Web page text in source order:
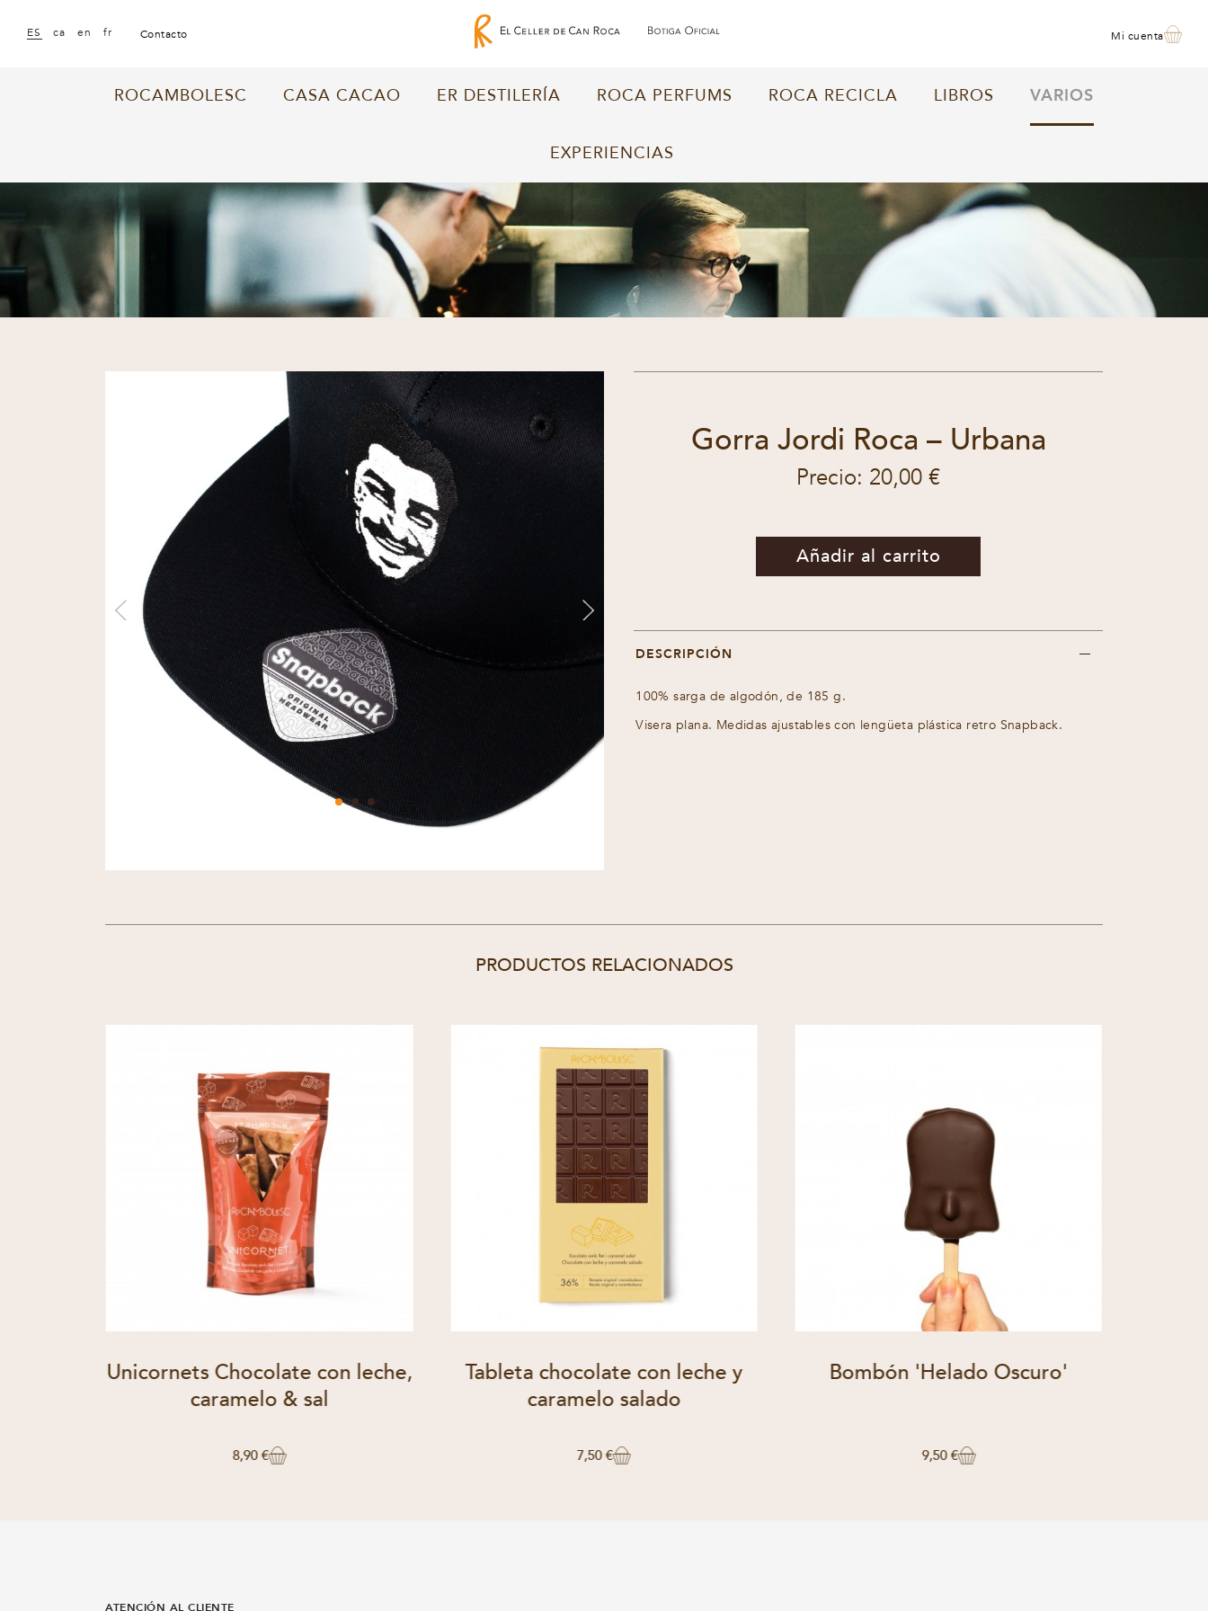
ES ca en fr contacto mi cuenta
ROCAMBOLESC CASA CACAO ER DESTILERÍA ROCA PERFUMS ROCA RECICLA LIBROS VARIOS
EXPERIENCIAS
Gorra Jordi Roca – Urbana
Precio: 20,00 €
Añadir al carrito
DESCRIPCIÓN
100% sarga de algodón, de 185 g.
Visera plana. Medidas ajustables con lengüeta plástica retro Snapback.
PRODUCTOS RELACIONADOS
Unicornets Chocolate con leche,
caramelo & sal
8,90 €
Tableta chocolate con leche y
caramelo salado
7,50 €
Bombón 'Helado Oscuro'
9,50 €
ATENCIÓN AL CLIENTE